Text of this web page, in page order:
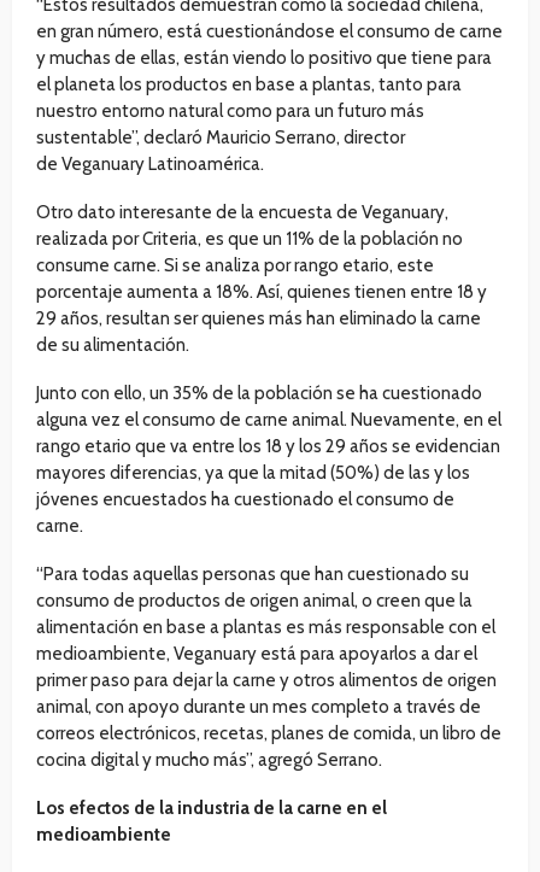
“Estos resultados demuestran como la sociedad chilena,
en gran número, está cuestionándose el consumo de carne
y muchas de ellas, están viendo lo positivo que tiene para
el planeta los productos en base a plantas, tanto para
nuestro entorno natural como para un futuro más
sustentable”, declaró Mauricio Serrano, director
de Veganuary Latinoamérica.
Otro dato interesante de la encuesta de Veganuary,
realizada por Criteria, es que un 11% de la población no
consume carne. Si se analiza por rango etario, este
porcentaje aumenta a 18%. Así, quienes tienen entre 18 y
29 años, resultan ser quienes más han eliminado la carne
de su alimentación.
Junto con ello, un 35% de la población se ha cuestionado
alguna vez el consumo de carne animal. Nuevamente, en el
rango etario que va entre los 18 y los 29 años se evidencian
mayores diferencias, ya que la mitad (50%) de las y los
jóvenes encuestados ha cuestionado el consumo de
carne.
“Para todas aquellas personas que han cuestionado su
consumo de productos de origen animal, o creen que la
alimentación en base a plantas es más responsable con el
medioambiente, Veganuary está para apoyarlos a dar el
primer paso para dejar la carne y otros alimentos de origen
animal, con apoyo durante un mes completo a través de
correos electrónicos, recetas, planes de comida, un libro de
cocina digital y mucho más”, agregó Serrano.
Los efectos de la industria de la carne en el
medioambiente